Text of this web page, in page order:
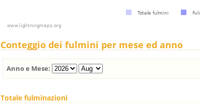
Conteggio dei fulmini per mese ed anno
Anno e Mese:
Totale fulminazioni